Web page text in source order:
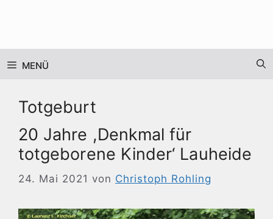
MENÜ
Totgeburt
20 Jahre ,Denkmal für
totgeborene Kinder‘ Lauheide
24. Mai 2021 von Christoph Rohling